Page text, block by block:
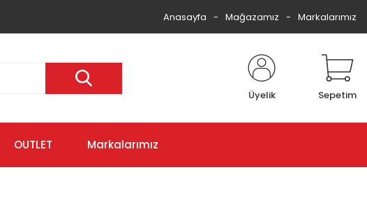
Anasayfa Mağazamız Markalarımız
Üyelik Sepetim
OUTLET Markalarımız